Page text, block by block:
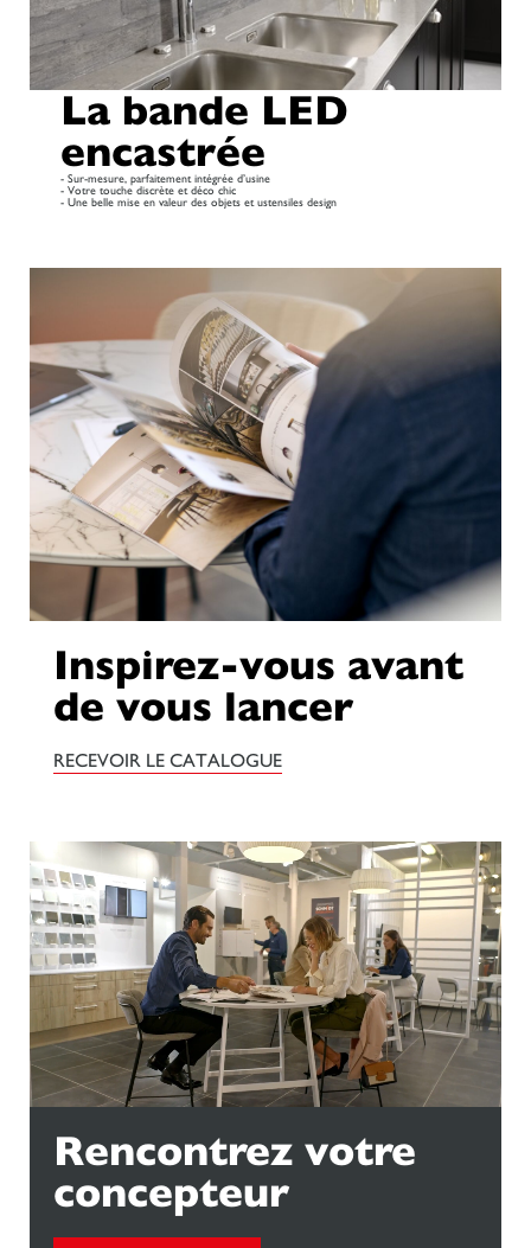
La bande LED
encastrée
- Sur-mesure, parfaitement intégrée d’usine
- Votre touche discrète et déco chic
- Une belle mise en valeur des objets et ustensiles design
Inspirez-vous avant
de vous lancer
RECEVOIR LE CATALOGUE
Rencontrez votre
concepteur